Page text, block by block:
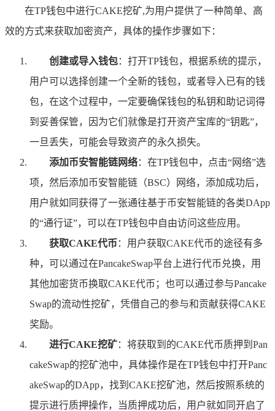
在TP钱包中进行CAKE挖矿,为用户提供了一种简单、高
效的方式来获取加密资产，具体的操作步骤如下：
创建或导入钱包：打开TP钱包，根据系统的提示，
用户可以选择创建一个全新的钱包，或者导入已有的钱
包，在这个过程中，一定要确保钱包的私钥和助记词得
到妥善保管，因为它们就像是打开资产宝库的“钥匙”，
一旦丢失，可能会导致资产的永久损失。
添加币安智能链网络：在TP钱包中，点击“网络”选
项，然后添加币安智能链（BSC）网络，添加成功后，
用户就如同获得了一张通往基于币安智能链的各类DApp
的“通行证”，可以在TP钱包中自由访问这些应用。
获取CAKE代币 ：用户获取CAKE代币的途径有多
种，可以通过在PancakeSwap平台上进行代币兑换，用
其他加密货币换取CAKE代币；也可以通过参与Pancake
Swap的流动性挖矿，凭借自己的参与和贡献获得CAKE
奖励。
进行CAKE挖矿：将获取到的CAKE代币质押到Pan
cakeSwap的挖矿池中，具体操作是在TP钱包中打开Panc
akeSwap的DApp，找到CAKE挖矿池，然后按照系统的
提示进行质押操作，当质押成功后，用户就如同开启了